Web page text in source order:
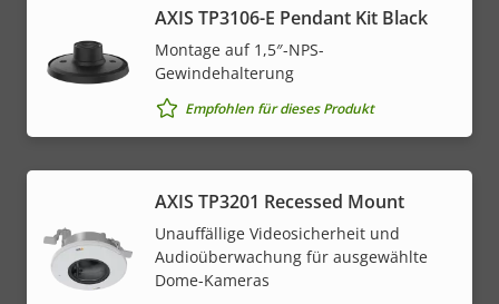
AXIS TP3106-E Pendant Kit Black
Montage auf 1,5″-NPS-
Gewindehalterung
Empfohlen für dieses Produkt
AXIS TP3201 Recessed Mount
Unauffällige Videosicherheit und
Audioüberwachung für ausgewählte
Dome-Kameras